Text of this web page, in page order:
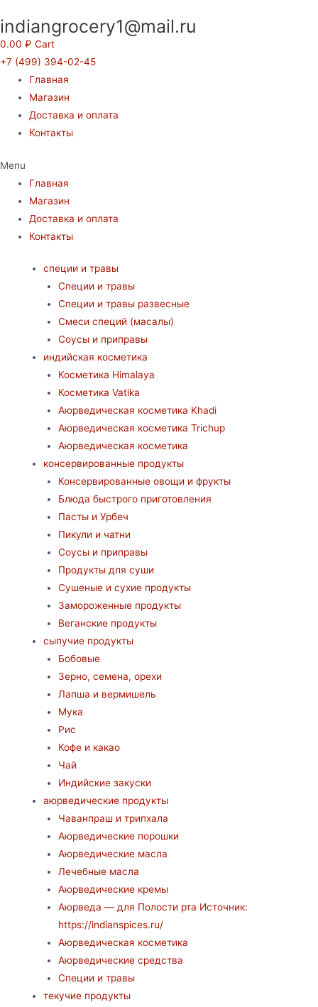
к
содержимому
indiangrocery1@mail.ru
0.00 ₽ Cart
+7 (499) 394-02-45
Главная
Магазин
Доставка и оплата
Контакты
Menu
Главная
Магазин
Доставка и оплата
Контакты
специи и травы
Специи и травы
Специи и травы развесные
Смеси специй (масалы)
Соусы и приправы
индийская косметика
Косметика Himalaya
Косметика Vatika
Аюрведическая коcметика Khadi
Аюрведическая коcметика Trichup
Аюрведическая косметика
консервированные продукты
Консервированные овощи и фрукты
Блюда быстрого приготовления
Пасты и Урбеч
Пикули и чатни
Соусы и приправы
Продукты для суши
Сушеные и сухие продукты
Замороженные продукты
Веганские продукты
сыпучие продукты
Бобовые
Зерно, семена, орехи
Лапша и вермишель
Мука
Рис
Кофе и какао
Чай
Индийские закуски
аюрведические продукты
Чаванпраш и трипхала
Аюрведические порошки
Аюрведические масла
Лечебные масла
Аюрведические кремы
Аюрведа — для Полости рта Источник:
https://indianspices.ru/
Аюрведическая косметика
Аюрведические средства
Специи и травы
текучие продукты